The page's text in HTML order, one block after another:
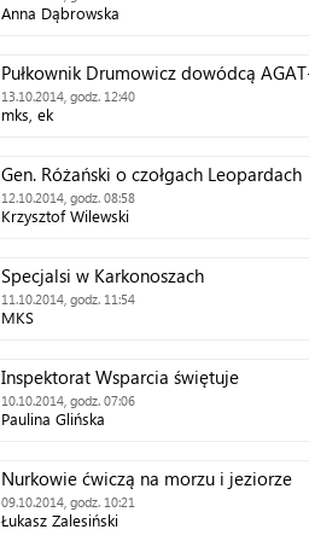
Anna Dąbrowska
Pułkownik Drumowicz dowódcą
13.10.2014, godz. 12:40
mks, ek
Gen. Różański o czołgach Leopardach
12.10.2014, godz. 08:58
Krzysztof Wilewski
Specjalsi w Karkonoszach
11.10.2014, godz. 11:54
MKS
Inspektorat Wsparcia świętuje
10.10.2014, godz. 07:06
Paulina Glińska
Nurkowie ćwiczą na morzu i jeziorze
09.10.2014, godz. 10:21
Łukasz Zalesiński